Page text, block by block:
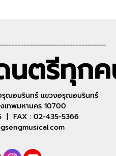
นตรีทุก
ณอมรินทร์ แขวงอรุณอมรินทร์
เทพมหานคร 10700
| FAX : 02-435-5366